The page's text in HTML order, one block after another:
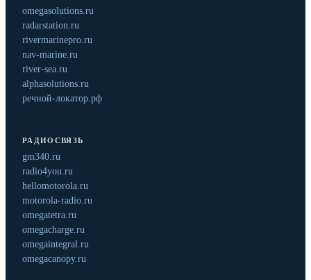
omegasolutions.ru
radarstation.ru
rivermarinepro.ru
nav-marine.ru
river-sea.ru
alphasolutions.ru
речной-локатор.рф
РАДИОСВЯЗЬ
gm340.ru
radio4you.ru
hellomotorola.ru
motorola-radio.ru
omegatetra.ru
omegacharge.ru
omegaintegral.ru
omegacanopy.ru